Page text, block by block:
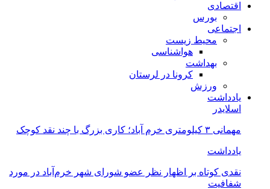
اقتصادی
بورس
اجتماعی
محیط زیست
هواشناسی
بهداشت
کرونا در لرستان
ورزش
یادداشت
اسلایدر
مهمانی ۳ کیلومتری خرم آباد؛ کاری بزرگ با چند نقد کوچک
یادداشت
نقدی کوتاه بر اظهار نظر عضو شورای شهر خرم‌آباد در مورد
شفافیت